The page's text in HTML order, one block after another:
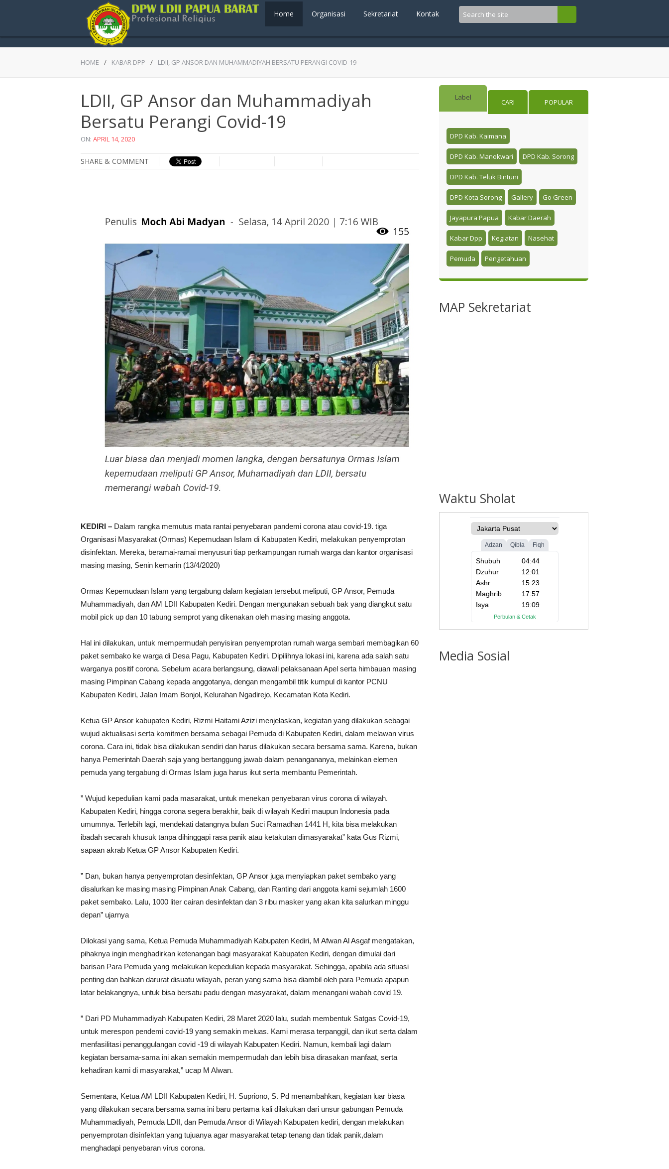
Home Organisasi Sekretariat Kontak
HOME / KABAR DPP / LDII, GP ANSOR DAN MUHAMMADIYAH BERSATU PERANGI COVID-19
LDII, GP Ansor dan Muhammadiyah
Bersatu Perangi Covid-19
ON: APRIL 14, 2020
SHARE & COMMENT
KEDIRI – Dalam rangka memutus mata rantai penyebaran pandemi corona atau covid-19. tiga
Organisasi Masyarakat (Ormas) Kepemudaan Islam di Kabupaten Kediri, melakukan penyemprotan
disinfektan. Mereka, beramai-ramai menyusuri tiap perkampungan rumah warga dan kantor organisasi
masing masing, Senin kemarin (13/4/2020)
Ormas Kepemudaan Islam yang tergabung dalam kegiatan tersebut meliputi, GP Ansor, Pemuda
Muhammadiyah, dan AM LDII Kabupaten Kediri. Dengan mengunakan sebuah bak yang diangkut satu
mobil pick up dan 10 tabung semprot yang dikenakan oleh masing masing anggota.
Hal ini dilakukan, untuk mempermudah penyisiran penyemprotan rumah warga sembari membagikan 60
paket sembako ke warga di Desa Pagu, Kabupaten Kediri. Dipilihnya lokasi ini, karena ada salah satu
warganya positif corona. Sebelum acara berlangsung, diawali pelaksanaan Apel serta himbauan masing
masing Pimpinan Cabang kepada anggotanya, dengan mengambil titik kumpul di kantor PCNU
Kabupaten Kediri, Jalan Imam Bonjol, Kelurahan Ngadirejo, Kecamatan Kota Kediri.
Ketua GP Ansor kabupaten Kediri, Rizmi Haitami Azizi menjelaskan, kegiatan yang dilakukan sebagai
wujud aktualisasi serta komitmen bersama sebagai Pemuda di Kabupaten Kediri, dalam melawan virus
corona. Cara ini, tidak bisa dilakukan sendiri dan harus dilakukan secara bersama sama. Karena, bukan
hanya Pemerintah Daerah saja yang bertanggung jawab dalam penangananya, melainkan elemen
pemuda yang tergabung di Ormas Islam juga harus ikut serta membantu Pemerintah.
” Wujud kepedulian kami pada masarakat, untuk menekan penyebaran virus corona di wilayah.
Kabupaten Kediri, hingga corona segera berakhir, baik di wilayah Kediri maupun Indonesia pada
umumnya. Terlebih lagi, mendekati datangnya bulan Suci Ramadhan 1441 H, kita bisa melakukan
ibadah secarah khusuk tanpa dihinggapi rasa panik atau ketakutan dimasyarakat” kata Gus Rizmi,
sapaan akrab Ketua GP Ansor Kabupaten Kediri.
” Dan, bukan hanya penyemprotan desinfektan, GP Ansor juga menyiapkan paket sembako yang
disalurkan ke masing masing Pimpinan Anak Cabang, dan Ranting dari anggota kami sejumlah 1600
paket sembako. Lalu, 1000 liter cairan desinfektan dan 3 ribu masker yang akan kita salurkan minggu
depan” ujarnya
Dilokasi yang sama, Ketua Pemuda Muhammadiyah Kabupaten Kediri, M Afwan Al Asgaf mengatakan,
pihaknya ingin menghadirkan ketenangan bagi masyarakat Kabupaten Kediri, dengan dimulai dari
barisan Para Pemuda yang melakukan kepedulian kepada masyarakat. Sehingga, apabila ada situasi
penting dan bahkan darurat disuatu wilayah, peran yang sama bisa diambil oleh para Pemuda apapun
latar belakangnya, untuk bisa bersatu padu dengan masyarakat, dalam menangani wabah covid 19.
” Dari PD Muhammadiyah Kabupaten Kediri, 28 Maret 2020 lalu, sudah membentuk Satgas Covid-19,
untuk merespon pendemi covid-19 yang semakin meluas. Kami merasa terpanggil, dan ikut serta dalam
menfasilitasi penanggulangan covid -19 di wilayah Kabupaten Kediri. Namun, kembali lagi dalam
kegiatan bersama-sama ini akan semakin mempermudah dan lebih bisa dirasakan manfaat, serta
kehadiran kami di masyarakat,” ucap M Alwan.
Sementara, Ketua AM LDII Kabupaten Kediri, H. Supriono, S. Pd menambahkan, kegiatan luar biasa
yang dilakukan secara bersama sama ini baru pertama kali dilakukan dari unsur gabungan Pemuda
Muhammadiyah, Pemuda LDII, dan Pemuda Ansor di Wilayah Kabupaten kediri, dengan melakukan
penyemprotan disinfektan yang tujuanya agar masyarakat tetap tenang dan tidak panik,dalam
menghadapi penyebaran virus corona.
Label
CARI POPULAR
DPD Kab. Kaimana
DPD Kab. Manokwari DPD Kab. Sorong
DPD Kab. Teluk Bintuni
DPD Kota Sorong Gallery Go Green
Jayapura Papua Kabar Daerah
Kabar Dpp Kegiatan Nasehat
Pemuda Pengetahuan
MAP Sekretariat
Waktu Sholat
Media Sosial